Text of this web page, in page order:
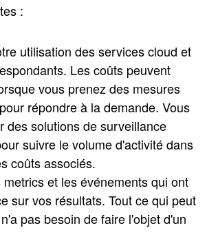
:
utilisation des services cloud et
Les coûts peuvent
vous prenez des mesures
répondre à la demande. Vous
des solutions de surveillance
suivre le volume d'activité dans
coûts associés.
et les événements qui ont
sur vos résultats. Tout ce qui peut
pas besoin de faire l'objet d'un